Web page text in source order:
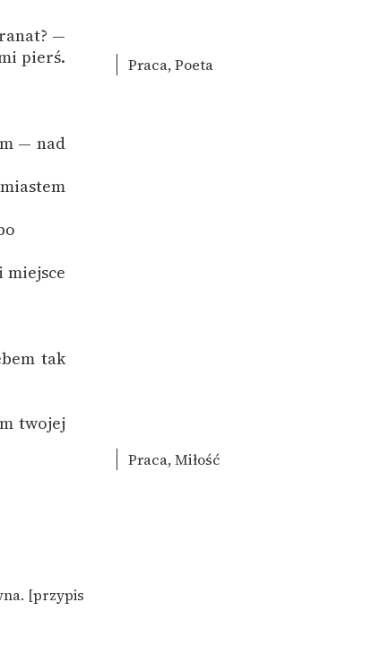
Praca, Poeta
—
pierś.
— nad
miejsce
tak
Praca, Miłość
twojej
[przypis